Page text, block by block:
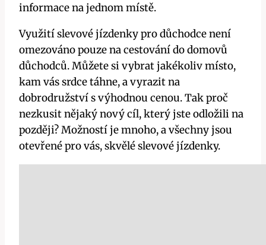
informace na jednom místě.
Využití slevové jízdenky pro důchodce není
omezováno pouze na cestování do domovů
důchodců. Můžete si vybrat jakékoliv místo,
kam vás srdce táhne, a vyrazit na
dobrodružství s výhodnou cenou. Tak proč
nezkusit nějaký nový cíl, který jste odložili na
později? Možností je mnoho, a všechny jsou
otevřené pro vás, skvělé slevové jízdenky.